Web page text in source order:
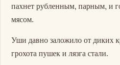
пахнет рубленным, парным, и
мясом.
Уши давно заложило от диких
грохота пушек и лязга стали.